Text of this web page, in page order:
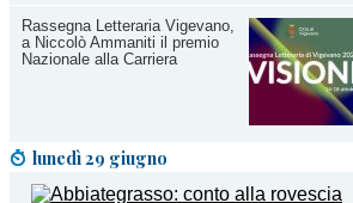
Rassegna Letteraria Vigevano,
a Niccolò Ammaniti il premio
Nazionale alla Carriera
lunedì 29 giugno